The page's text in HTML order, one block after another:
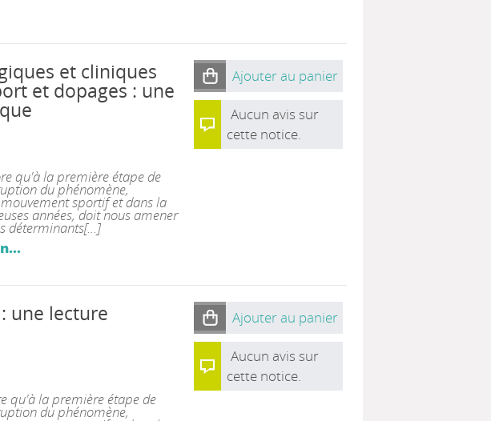
et cliniques
et dopages : une
qu'à la première étape de
du phénomène,
sportif et dans la
années, doit nous amener
déterminants[...]
Ajouter au panier
Aucun avis sur
cette notice.
une lecture
qu'à la première étape de
du phénomène,
Ajouter au panier
Aucun avis sur
cette notice.